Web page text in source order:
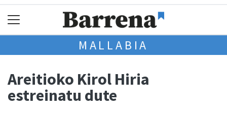
MALLABIA
Areitioko Kirol Hiria
estreinatu dute